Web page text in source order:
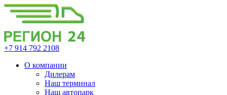
+7 914 792 2108
О компании
Дилерам
Наш терминал
Наш автопарк